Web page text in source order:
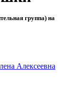
группа) на
Алексеевна